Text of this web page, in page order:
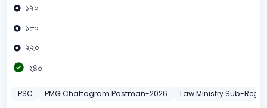
১২০
১৮০
২২০
২৪০
PSC PMG Chattogram Postman-2026 Law Ministry Sub-